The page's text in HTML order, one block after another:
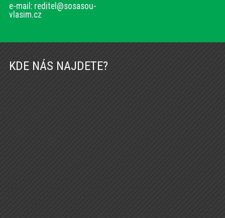
e-mail: reditel@sosasou-
vlasim.cz
KDE NÁS NAJDETE?